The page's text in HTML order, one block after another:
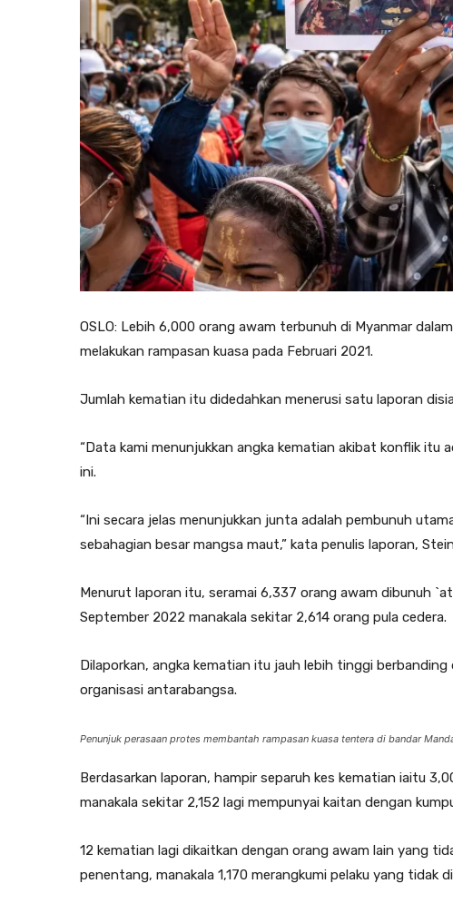
OSLO: Lebih 6,000 orang awam terbunuh di Myanmar
melakukan rampasan kuasa pada Februari 2021.
Jumlah kematian itu didedahkan menerusi satu laporan
“Data kami menunjukkan angka kematian akibat konflik itu
ini.
“Ini secara jelas menunjukkan junta adalah pembunuh
sebahagian besar mangsa maut,” kata penulis laporan,
Menurut laporan itu, seramai 6,337 orang awam dibunuh
September 2022 manakala sekitar 2,614 orang pula cedera.
Dilaporkan, angka kematian itu jauh lebih tinggi
organisasi antarabangsa.
Penunjuk perasaan protes membantah rampasan kuasa tentera di bandar
Berdasarkan laporan, hampir separuh kes kematian iaitu
manakala sekitar 2,152 lagi mempunyai kaitan dengan
12 kematian lagi dikaitkan dengan orang awam lain yang
penentang, manakala 1,170 merangkumi pelaku yang tidak